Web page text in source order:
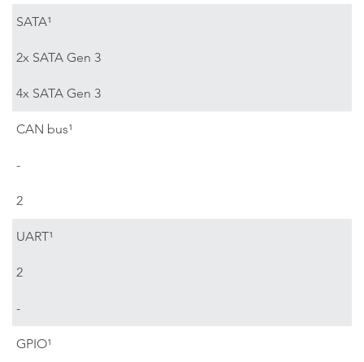
SATA¹
2x SATA Gen 3
4x SATA Gen 3
CAN bus¹
-
2
UART¹
2
-
GPIO¹